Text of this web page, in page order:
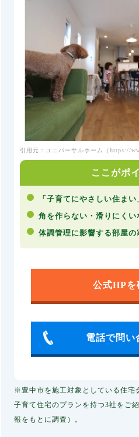
引用元：ユニバーサルホーム（https://
ここがポ
「子育てにやさしい住ま
角を作らない・滑りにく
体調管理に影響する部屋の
公式HPを
電話で問い
※豊中市を施工対象としている住宅
子育て住宅のプランを持つ3社をご
報をもとに調査）。